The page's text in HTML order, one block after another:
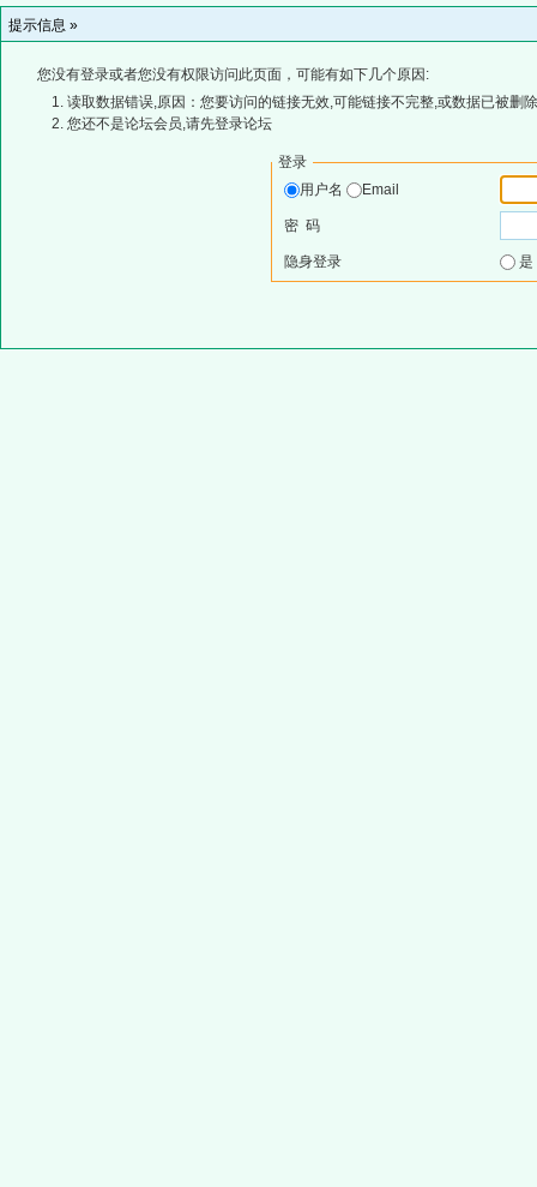
提示信息 »
您没有登录或者您没有权限访问此页面，可能有如下几个原因:
读取数据错误,原因：您要访问的链接无效,可能链接不完整,或数据已被删
您还不是论坛会员,请先登录论坛
登录
用户名
Email
密 码
隐身登录